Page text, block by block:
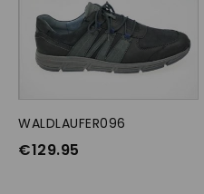
OPTIES SELECTEREN
WALDLAUFER096
€129.95